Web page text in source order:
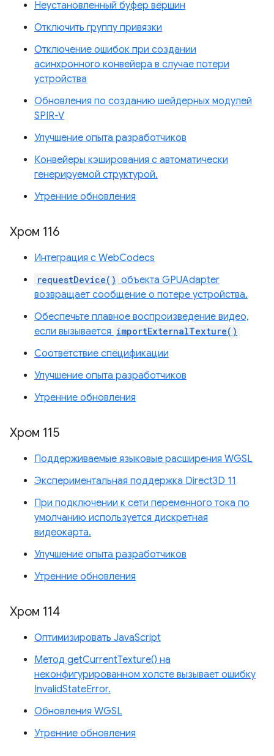
Неустановленный буфер вершин
Отключить группу привязки
Отключение ошибок при создании
асинхронного конвейера в случае потери
устройства
Обновления по созданию шейдерных модулей
SPIR-V
Улучшение опыта разработчиков
Конвейеры кэширования с автоматически
генерируемой структурой.
Утренние обновления
Хром 116
Интеграция с WebCodecs
requestDevice() объекта GPUAdapter
возвращает сообщение о потере устройства.
Обеспечьте плавное воспроизведение видео,
если вызывается importExternalTexture()
Соответствие спецификации
Улучшение опыта разработчиков
Утренние обновления
Хром 115
Поддерживаемые языковые расширения WGSL
Экспериментальная поддержка Direct3D 11
При подключении к сети переменного тока по
умолчанию используется дискретная
видеокарта.
Улучшение опыта разработчиков
Утренние обновления
Хром 114
Оптимизировать JavaScript
Метод getCurrentTexture() на
неконфигурированном холсте вызывает ошибку
InvalidStateError.
Обновления WGSL
Утренние обновления